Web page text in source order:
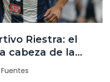
Riestra: el
cabeza de la